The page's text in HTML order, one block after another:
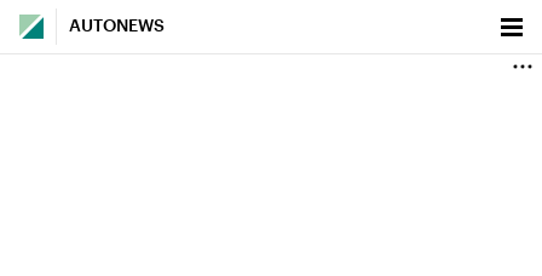
AUTONEWS